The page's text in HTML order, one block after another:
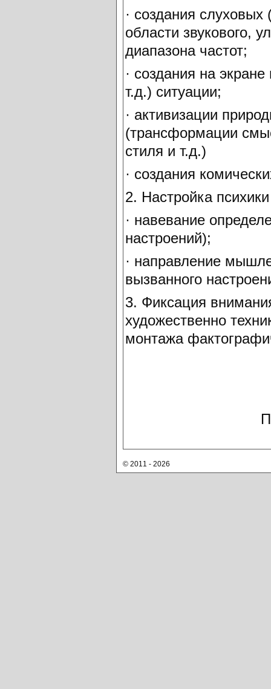
· создания
области звукового,
диапазона частот;
· создания на
т.д.) ситуации;
· активизации
(трансформации
стиля и т.д.)
· создания
2. Настройка
· навевание
настроений);
· направление
вызванного
3. Фиксация
художественно
монтажа
© 2011 - 2026